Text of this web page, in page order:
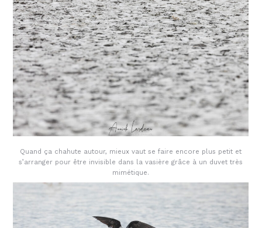
Quand ça chahute autour, mieux vaut se faire encore plus petit et
s’arranger pour être invisible dans la vasière grâce à un duvet très
mimétique.